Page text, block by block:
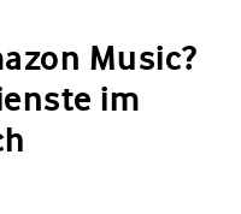
Music?
im